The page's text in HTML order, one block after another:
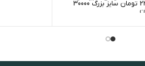
23000 تومان سایز بزرگ 30000